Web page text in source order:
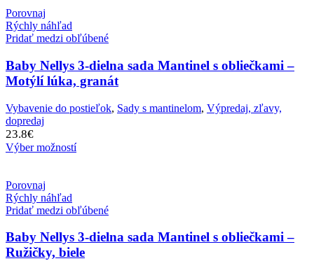
Porovnaj
Rýchly náhľad
Pridať medzi obľúbené
Baby Nellys 3-dielna sada Mantinel s obliečkami –
Motýlí lúka, granát
Vybavenie do postieľok, Sady s mantinelom, Výpredaj, zľavy,
dopredaj
23.8€
Výber možností
Porovnaj
Rýchly náhľad
Pridať medzi obľúbené
Baby Nellys 3-dielna sada Mantinel s obliečkami –
Ružičky, biele